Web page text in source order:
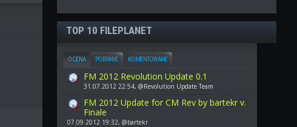
TOP 10 FILEPLANET
OCENA POBRANE KOMENTOWANE
FM 2012 Revolution Update 0.1
31.07.2012 22:54, @Revolution Update Team
FM 2012 Update for CM Rev by bartekr v.
Finale
07.09.2012 19:32, @bartekr